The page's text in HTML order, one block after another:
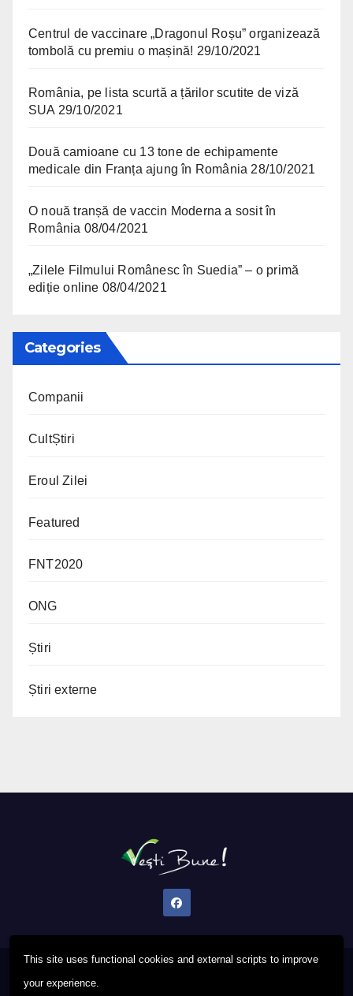
This site uses functional cookies and external scripts to improve
your experience.
Centrul de vaccinare „Dragonul Roșu” organizează
tombolă cu premiu o mașină! 29/10/2021
România, pe lista scurtă a țărilor scutite de viză
SUA 29/10/2021
Două camioane cu 13 tone de echipamente
medicale din Franța ajung în România 28/10/2021
O nouă tranșă de vaccin Moderna a sosit în
România 08/04/2021
„Zilele Filmului Românesc în Suedia” – o primă
ediție online 08/04/2021
Categories
Companii
CultȘtiri
Eroul Zilei
Featured
FNT2020
ONG
Știri
Știri externe
Proudly powered by WordPress